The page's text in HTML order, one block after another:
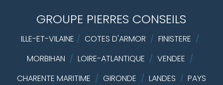
GROUPE PIERRES CONSEILS
ILLE-ET-VILAINE / COTES D'ARMOR / FINISTERE /
MORBIHAN / LOIRE-ATLANTIQUE / VENDEE /
CHARENTE MARITIME / GIRONDE / LANDES / PAYS